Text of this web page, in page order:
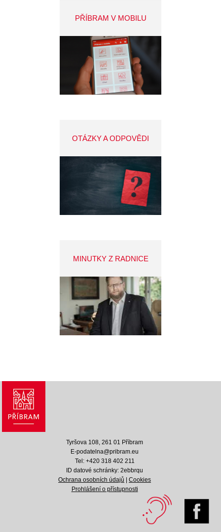
PŘÍBRAM V MOBILU
OTÁZKY A ODPOVĚDI
MINUTKY Z RADNICE
Tyršova 108, 261 01 Příbram
E-podatelna@pribram.eu
Tel: +420 318 402 211
ID datové schránky: 2ebbrqu
Ochrana osobních údajů |Cookies
Prohlášení o přístupnosti